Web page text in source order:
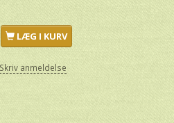
LÆG I KURV
Skriv anmeldelse